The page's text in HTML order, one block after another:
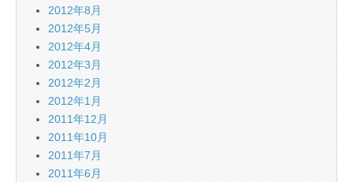
2012年8月
2012年5月
2012年4月
2012年3月
2012年2月
2012年1月
2011年12月
2011年10月
2011年7月
2011年6月